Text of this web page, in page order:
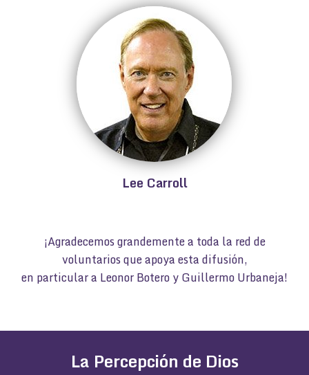
Lee Carroll
¡Agradecemos grandemente a toda la red de
voluntarios que apoya esta difusión,
en particular a Leonor Botero y Guillermo Urbaneja!
La Percepción de Dios